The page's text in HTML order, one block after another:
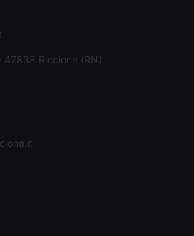
47838 Riccione (RN)